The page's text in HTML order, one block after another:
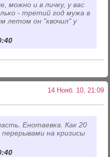
можно и в личку, у вас
- третий год мужа в
летом он "квочил" у
14 Нояб. 10, 21:09
Енотаевка. Как 20
на кризисы